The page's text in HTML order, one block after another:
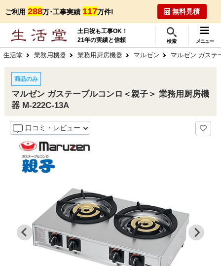
ご利用 288万･工事実績 117万件! 無料見積
土日祝も工事OK！
21年の実績と信頼
検索 メニュー
生活堂 業務用機器 業務用厨房機器 マルゼン マルゼン ガステ
商品のみ
マルゼン ガステーブルコンロ＜親子＞ 業務用厨房機
器 M-222C-13A
口コミ・レビュー